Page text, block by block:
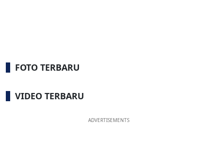
FOTO TERBARU
VIDEO TERBARU
ADVERTISEMENTS